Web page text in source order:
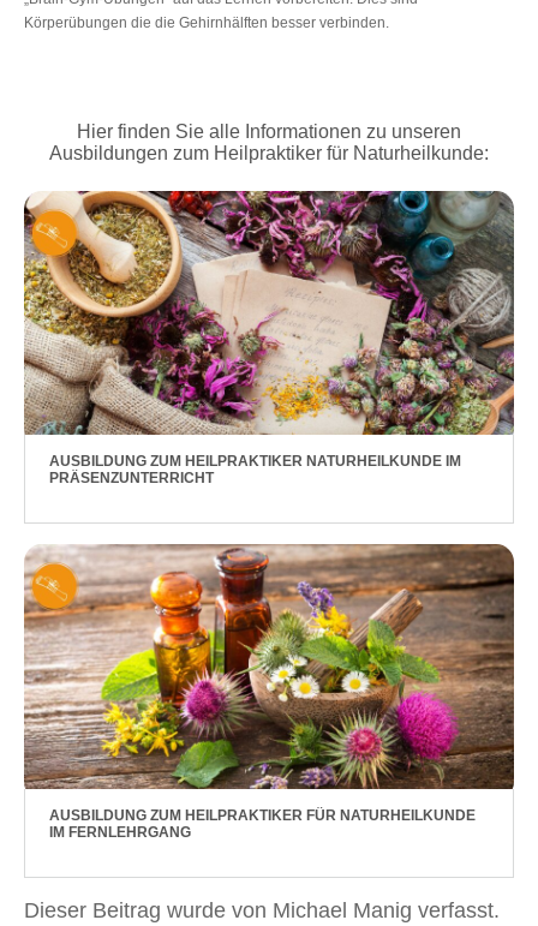
Körperübungen die die Gehirnhälften besser verbinden.
Hier finden Sie alle Informationen zu unseren
Ausbildungen zum Heilpraktiker für Naturheilkunde:
AUSBILDUNG ZUM HEILPRAKTIKER NATURHEILKUNDE IM
PRÄSENZUNTERRICHT
AUSBILDUNG ZUM HEILPRAKTIKER FÜR NATURHEILKUNDE
IM FERNLEHRGANG
Dieser Beitrag wurde von Michael Manig verfasst.